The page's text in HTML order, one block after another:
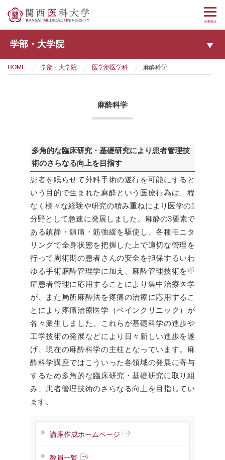
MENU
学部・大学院
HOME 学部・大学院 医学部医学科 麻酔科学
麻酔科学
多角的な臨床研究・基礎研究により患者管理技
術のさらなる向上を目指す
患者を眠らせて外科手術の遂行を可能にすると
いう目的で生まれた麻酔という医療行為は、程
なく様々な経験や研究の積み重ねにより医学の1
分野として急速に発展しました。麻酔の3要素で
ある鎮静・鎮痛・筋弛緩を駆使し、各種モニタ
リングで全身状態を把握した上で適切な管理を
行って周術期の患者さんの安全を担保するいわ
ゆる手術麻酔管理学に加え、麻酔管理技術を重
症患者管理に応用することにより集中治療医学
が、また局所麻酔法を疼痛の治療に応用するこ
とにより疼痛治療医学（ペインクリニック）が
各々派生しました。これらが基礎科学の進歩や
工学技術の発展などにより日々新しい進歩を遂
げ、現在の麻酔科学の主柱となっています。麻
酔科学講座ではこういった各領域の発展に寄与
するため多角的な臨床研究・基礎研究に取り組
み、患者管理技術のさらなる向上を目指してい
ます。
講座作成ホームページ
教員一覧